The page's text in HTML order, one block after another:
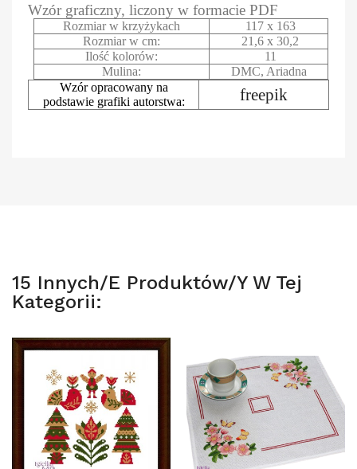
Wzór graficzny, liczony w formacie PDF
Rozmiar w krzyżykach
117 x 163
Rozmiar w cm:
21,6 x 30,2
Ilość kolorów:
11
Mulina:
DMC, Ariadna
Wzór opracowany na
podstawie grafiki autorstwa:
freepik
15 Innych/e Produktów/y W Tej
Kategorii: